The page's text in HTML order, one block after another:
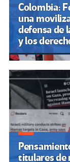
Colombia:
una
defensa de
y los
titulares de